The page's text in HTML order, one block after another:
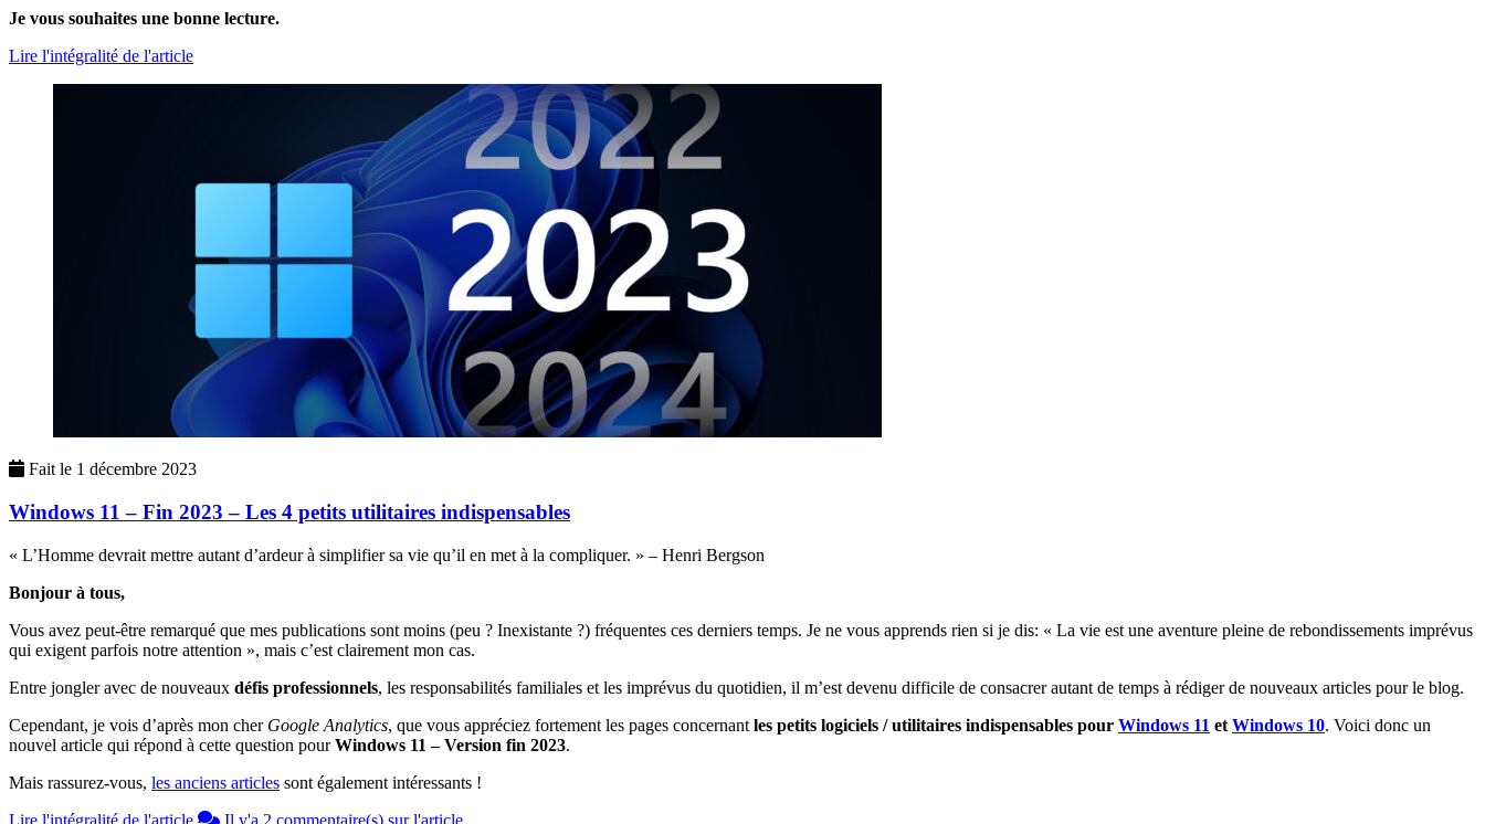
Je vous souhaites une bonne lecture.
Lire l'intégralité de l'article
Fait le 1 décembre 2023
Windows 11 – Fin 2023 – Les 4 petits utilitaires indispensables
« L’Homme devrait mettre autant d’ardeur à simplifier sa vie qu’il en met à la compliquer. » – Henri Bergson
Bonjour à tous,
Vous avez peut-être remarqué que mes publications sont moins (peu ? Inexistante ?) fréquentes ces derniers temps. Je ne vous apprends rien si je dis: « La vie est une aventure pleine de rebondissements imprévus
qui exigent parfois notre attention », mais c’est clairement mon cas.
Entre jongler avec de nouveaux défis professionnels, les responsabilités familiales et les imprévus du quotidien, il m’est devenu difficile de consacrer autant de temps à rédiger de nouveaux articles pour le blog.
Cependant, je vois d’après mon cher Google Analytics, que vous appréciez fortement les pages concernant les petits logiciels / utilitaires indispensables pour Windows 11 et Windows 10. Voici donc un
nouvel article qui répond à cette question pourWindows 11 – Version fin 2023.
Mais rassurez-vous, les anciens articles sont également intéressants !
Lire l'intégralité de l'article
Il y'a 2 commentaire(s) sur l'article